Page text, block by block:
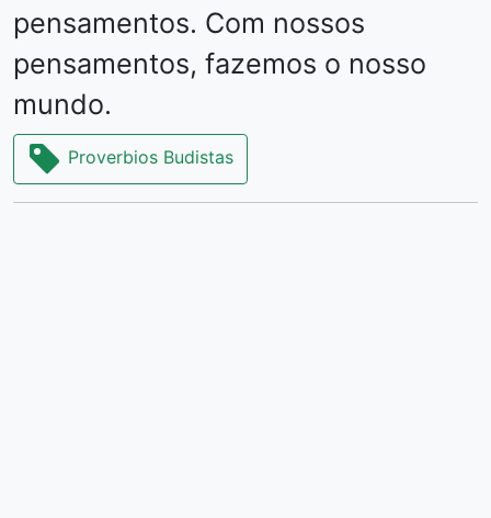
pensamentos. Com nossos
pensamentos, fazemos o nosso
mundo.
Proverbios Budistas